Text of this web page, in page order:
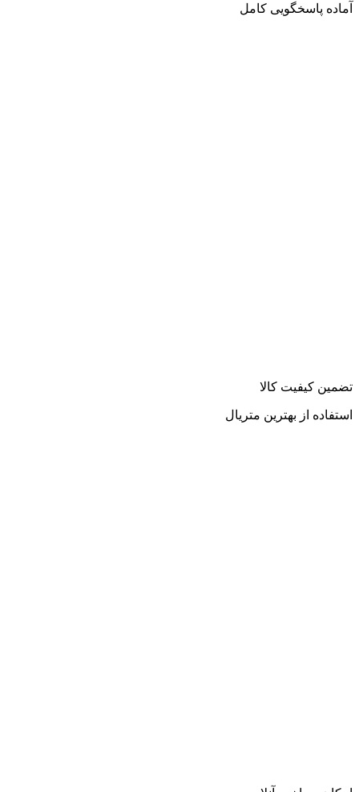
آماده پاسخگویی کامل
تضمین کیفیت کالا
استفاده از بهترین متریال